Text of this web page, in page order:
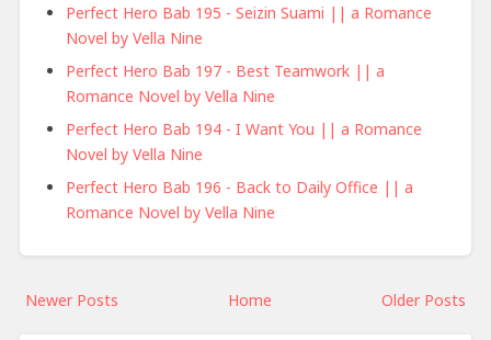
Perfect Hero Bab 195 - Seizin Suami || a Romance
Novel by Vella Nine
Perfect Hero Bab 197 - Best Teamwork || a
Romance Novel by Vella Nine
Perfect Hero Bab 194 - I Want You || a Romance
Novel by Vella Nine
Perfect Hero Bab 196 - Back to Daily Office || a
Romance Novel by Vella Nine
Newer Posts Older Posts
Home